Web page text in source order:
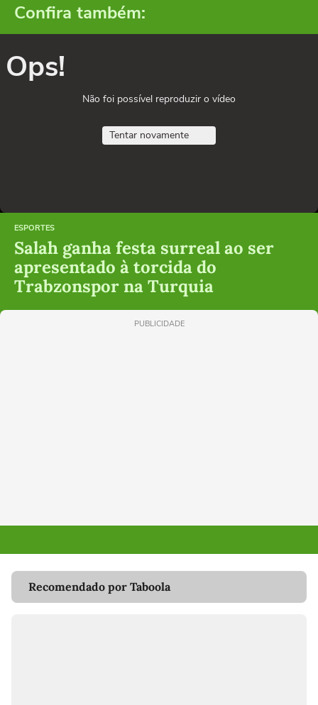
Confira também:
Ops!
Não foi possível reproduzir o vídeo
Tentar novamente
ESPORTES
Salah ganha festa surreal ao ser
apresentado à torcida do
Trabzonspor na Turquia
PUBLICIDADE
Recomendado por Taboola